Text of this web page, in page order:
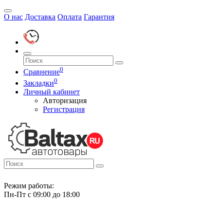
О нас Доставка Оплата Гарантия
Сравнение0
Закладки0
Личный кабинет
Авторизация
Регистрация
Режим работы:
Пн-Пт с 09:00 до 18:00